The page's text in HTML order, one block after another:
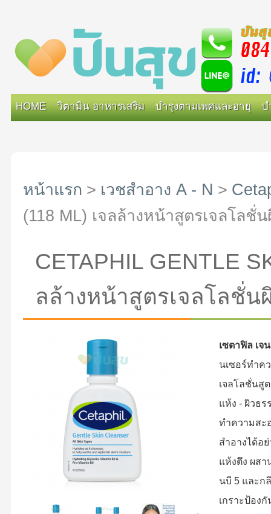
HOME วิตามิน อาหารเสริม บำรุงตามเพศและอายุ บ
หน้าแรก > เวชสำอาง A - N >
(118 ML) เจลล้างหน้าสูตรเจลโลชั่
CETAPHIL GENTLE
ลล้างหน้าสูตรเจลโลชั่น
เซตาฟิล เจ
นเซอร์ทำค
เจลโลชั่นสู
แห้ง - ผิวธร
ทำความสะ
สำอางได้อ
แห้งตึง ผส
นบี 5 และก
เกราะป้อง